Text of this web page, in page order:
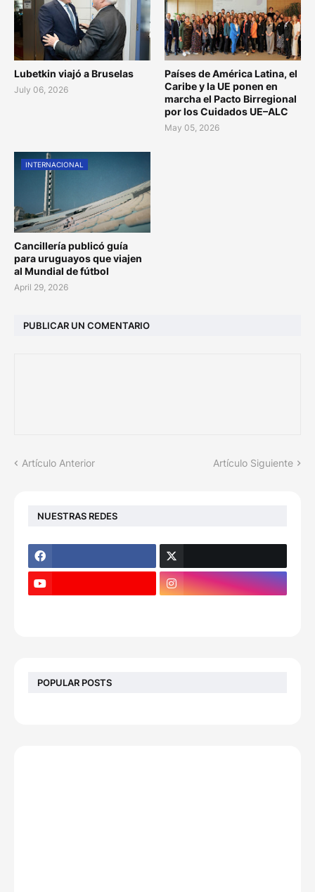
Lubetkin viajó a Bruselas
July 06, 2026
Países de América Latina, el
Caribe y la UE ponen en
marcha el Pacto Birregional
por los Cuidados UE–ALC
May 05, 2026
INTERNACIONAL
Cancillería publicó guía
para uruguayos que viajen
al Mundial de fútbol
April 29, 2026
PUBLICAR UN COMENTARIO
Artículo Anterior Artículo Siguiente
NUESTRAS REDES
POPULAR POSTS